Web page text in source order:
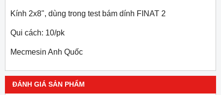
Kính 2x8", dùng trong test bám dính FINAT 2
Qui cách: 10/pk
Mecmesin Anh Quốc
ĐÁNH GIÁ SẢN PHẨM